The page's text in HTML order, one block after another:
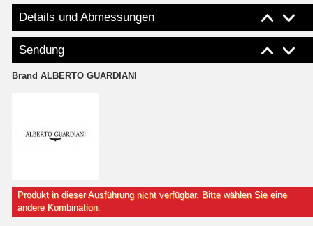
Details und Abmessungen
Sendung
Brand ALBERTO GUARDIANI
Produkt in dieser Ausführung nicht verfügbar. Bitte wählen Sie eine
andere Kombination.